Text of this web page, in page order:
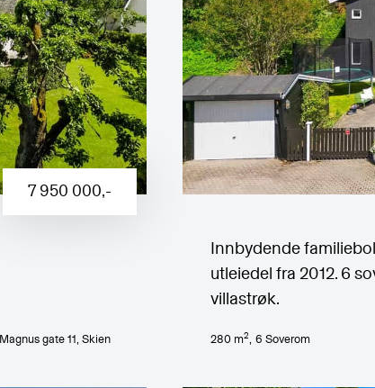
7 950 000,-
Magnus gate 11, Skien
Innbydende
utleiedel fra 2012. 6
villastrøk.
280m2, 6 Soverom